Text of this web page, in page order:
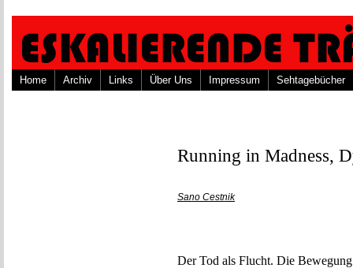
Home Archiv Links Über Uns Impressum Sehtagebücher
Running in Madness,
Sano Cestnik
Der Tod als Flucht. Die